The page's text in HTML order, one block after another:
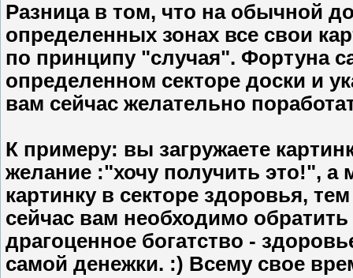
Разница в том, что на обычной
определенных зонах все свои
по принципу "случая". Фортуна
определенном секторе доски и
вам сейчас желательно
К примеру: вы загружаете
желание :"хочу получить это!", а
картинку в секторе здоровья,
сейчас вам необходимо
драгоценное богатство -
самой денежки. :) Всему свое